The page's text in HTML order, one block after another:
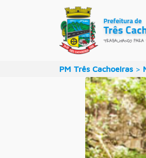
PM Três Cachoeiras >